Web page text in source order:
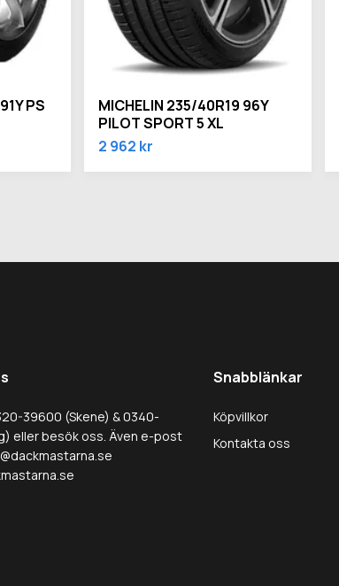
PS
MICHELIN 235/40R19 96Y
PILOT SPORT 5 XL
2 962 kr
39600 (Skene) & 0340-
eller besök oss. Även e-post
Snabblänkar
Köpvillkor
Kontakta oss